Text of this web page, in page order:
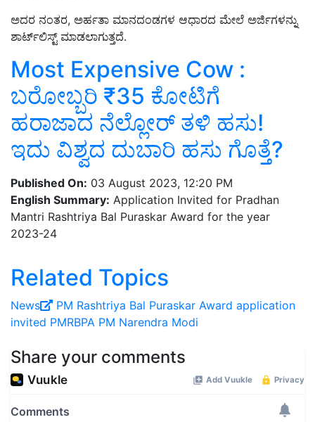
ಅದರ ನಂತರ, ಅರ್ಹತಾ ಮಾನದಂಡಗಳ ಆಧಾರದ ಮೇಲೆ ಅರ್ಜಿಗಳನ್ನು
ಶಾರ್ಟ್‌ಲಿಸ್ಟ್ ಮಾಡಲಾಗುತ್ತದೆ.
Most Expensive Cow :
ಬರೋಬ್ಬರಿ ₹35 ಕೋಟಿಗೆ
ಹರಾಜಾದ ನೆಲ್ಲೋರ್ ತಳಿ ಹಸು!
ಇದು ವಿಶ್ವದ ದುಬಾರಿ ಹಸು ಗೊತ್ತೆ?
Published On: 03 August 2023, 12:20 PM
English Summary: Application Invited for Pradhan
Mantri Rashtriya Bal Puraskar Award for the year
2023-24
Related Topics
News PM Rashtriya Bal Puraskar Award application
invited PMRBPA PM Narendra Modi
Share your comments